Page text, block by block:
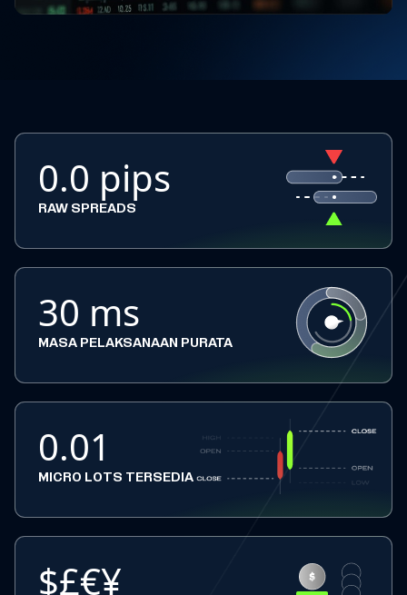
0.0 pips
RAW SPREADS
30 ms
MASA PELAKSANAAN PURATA
0.01
MICRO LOTS TERSEDIA
$£€¥